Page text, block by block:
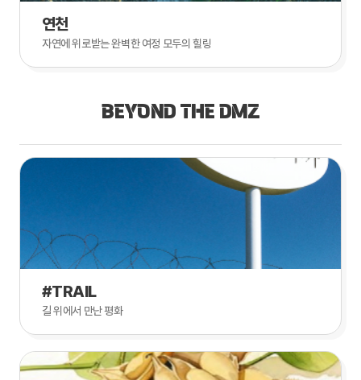
연천
자연에 위로받는 완벽한 여정 모두의 힐링
BEYOND THE DMZ
#TRAIL
길 위에서 만난 평화